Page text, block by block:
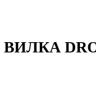
ВИЛКА